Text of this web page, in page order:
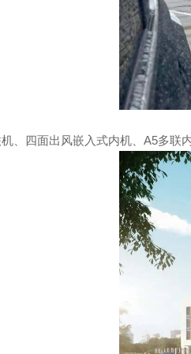
、四面出风嵌入式内机、A5多联